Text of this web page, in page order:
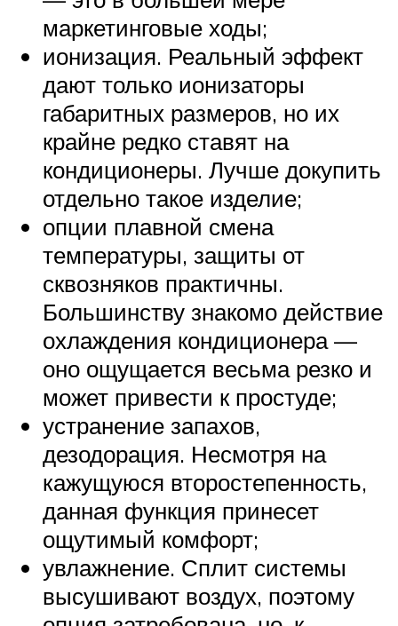
маркетинговые ходы;
ионизация. Реальный эффект
дают только ионизаторы
габаритных размеров, но их
крайне редко ставят на
кондиционеры. Лучше докупить
отдельно такое изделие;
опции плавной смена
температуры, защиты от
сквозняков практичны.
Большинству знакомо действие
охлаждения кондиционера —
оно ощущается весьма резко и
может привести к простуде;
устранение запахов,
дезодорация. Несмотря на
кажущуюся второстепенность,
данная функция принесет
ощутимый комфорт;
увлажнение. Сплит системы
высушивают воздух, поэтому